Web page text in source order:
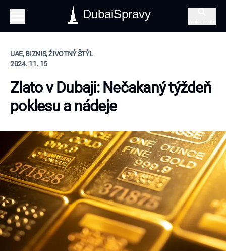
DubaiSpravy
UAE, BIZNIS, ŽIVOTNÝ ŠTÝL
2024. 11. 15
Zlato v Dubaji: Nečakaný týždeň
poklesu a nádeje